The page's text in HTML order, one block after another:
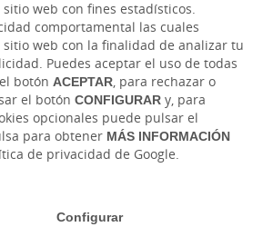
web con fines estadísticos.
comportamental las cuales
web con la finalidad de analizar tu
Puedes aceptar el uso de todas
botón ACEPTAR, para rechazar o
el botón CONFIGURAR y, para
opcionales puede pulsar el
para obtener MÁS INFORMACIÓN
de privacidad de Google.
Configurar
Tablón de anuncios
Tipos de cambio
de cookies Protección de datos